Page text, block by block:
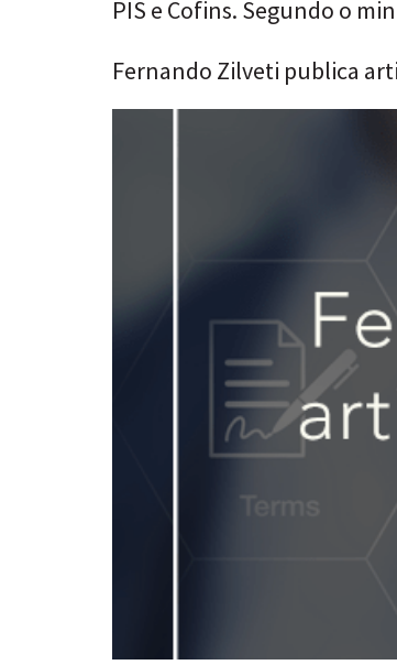
PIS e Cofins. Segundo o
Fernando Zilveti publica